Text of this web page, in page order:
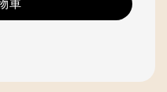
車